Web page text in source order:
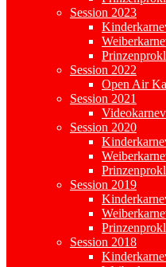
Session 2023
Session 2022
Open Air
Session 2021
Session 2020
Session 2019
Session 2018